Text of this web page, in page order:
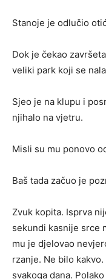
Stanoje je odlučio
Dok je čekao
veliki park koji se
Sjeo je na klupu i
njihalo na vjetru.
Misli su mu ponovo
Baš tada začuo je
Zvuk kopita. Isprva
sekundi kasnije srce
mu je djelovao
rzanje. Ne bilo
svakoga dana.